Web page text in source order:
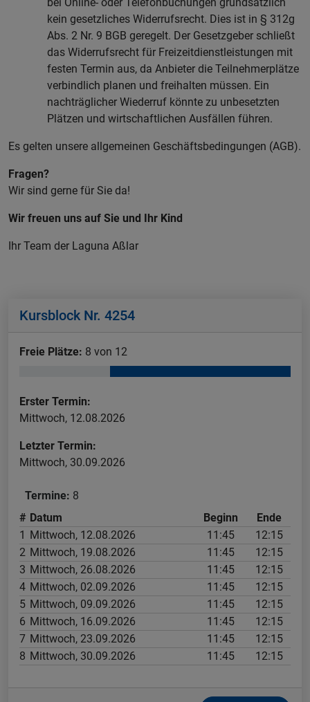
kein gesetzliches Widerrufsrecht. Dies ist in § 312g
Abs. 2 Nr. 9 BGB geregelt. Der Gesetzgeber schließt
das Widerrufsrecht für Freizeitdienstleistungen mit
festen Termin aus, da Anbieter die Teilnehmerplätze
verbindlich planen und freihalten müssen. Ein
nachträglicher Wiederruf könnte zu unbesetzten
Plätzen und wirtschaftlichen Ausfällen führen.
Es gelten unsere allgemeinen Geschäftsbedingungen (AGB).
Fragen?
Wir sind gerne für Sie da!
Wir freuen uns auf Sie und Ihr Kind
Ihr Team der Laguna Aßlar
Kursblock Nr. 4254
Freie Plätze: 8 von 12
Erster Termin:
Mittwoch, 12.08.2026
Letzter Termin:
Mittwoch, 30.09.2026
Termine: 8
# Datum Beginn
Ende
1 Mittwoch, 12.08.2026 11:45
12:15
2 Mittwoch, 19.08.2026 11:45
12:15
3 Mittwoch, 26.08.2026 11:45
12:15
4 Mittwoch, 02.09.2026 11:45
12:15
5 Mittwoch, 09.09.2026 11:45
12:15
6 Mittwoch, 16.09.2026 11:45
12:15
7 Mittwoch, 23.09.2026 11:45
12:15
8 Mittwoch, 30.09.2026 11:45 12:15